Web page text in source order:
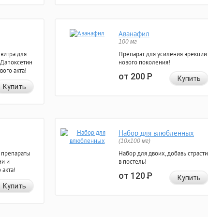
для
акта!
Купить
Аванафил
100 мг
Препарат для усиления эрекции
нового поколения!
от 200Р Купить
и
Купить
Набор для влюбленных
(10х100 мг)
Набор для двоих, добавь страсти
в постель!
от 120Р Купить